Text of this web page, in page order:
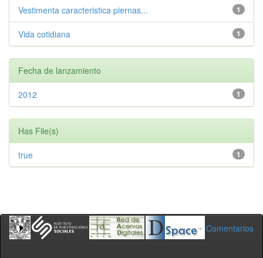
1
Vestimenta caracteristica piernas...
1
Vida cotidiana
Fecha de lanzamiento
1
2012
Has File(s)
1
true
Comentarios